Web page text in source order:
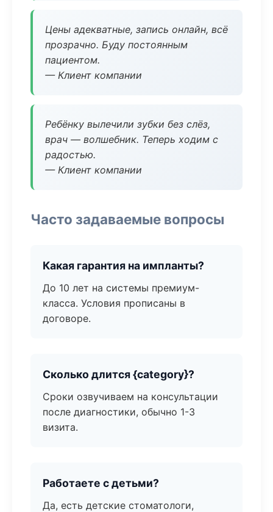
Цены адекватные, запись онлайн, всё
прозрачно. Буду постоянным
пациентом.
— Клиент компании
Ребёнку вылечили зубки без слёз,
врач — волшебник. Теперь ходим с
радостью.
— Клиент компании
Часто задаваемые вопросы
Какая гарантия на импланты?
До 10 лет на системы премиум-
класса. Условия прописаны в
договоре.
Сколько длится {category}?
Сроки озвучиваем на консультации
после диагностики, обычно 1-3
визита.
Работаете с детьми?
Да, есть детские стоматологи,